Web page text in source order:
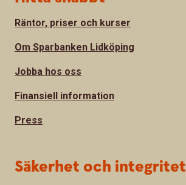
Räntor, priser och kurser
Om Sparbanken Lidköping
Jobba hos oss
Finansiell information
Press
Säkerhet och integritet